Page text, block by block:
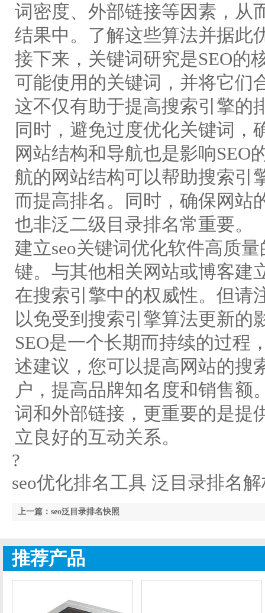
词密度、外部链接等因素，从
结果中。了解这些算法并据此
接下来，关键词研究是SEO的
可能使用的关键词，并将它们
这不仅有助于提高搜索引擎的
同时，避免过度优化关键词，
网站结构和导航也是影响SEO
航的网站结构可以帮助搜索引
而提高排名。同时，确保网站
也非泛二级目录排名常重要。
建立seo关键词优化软件高质
键。与其他相关网站或博客建
在搜索引擎中的权威性。但请
以免受到搜索引擎算法更新的
SEO是一个长期而持续的过程
述建议，您可以提高网站的搜
户，提高品牌知名度和销售额
词和外部链接，更重要的是提
立良好的互动关系。
?
seo优化排名工具 泛目录排名
上一篇：seo泛目录排名快照
推荐产品